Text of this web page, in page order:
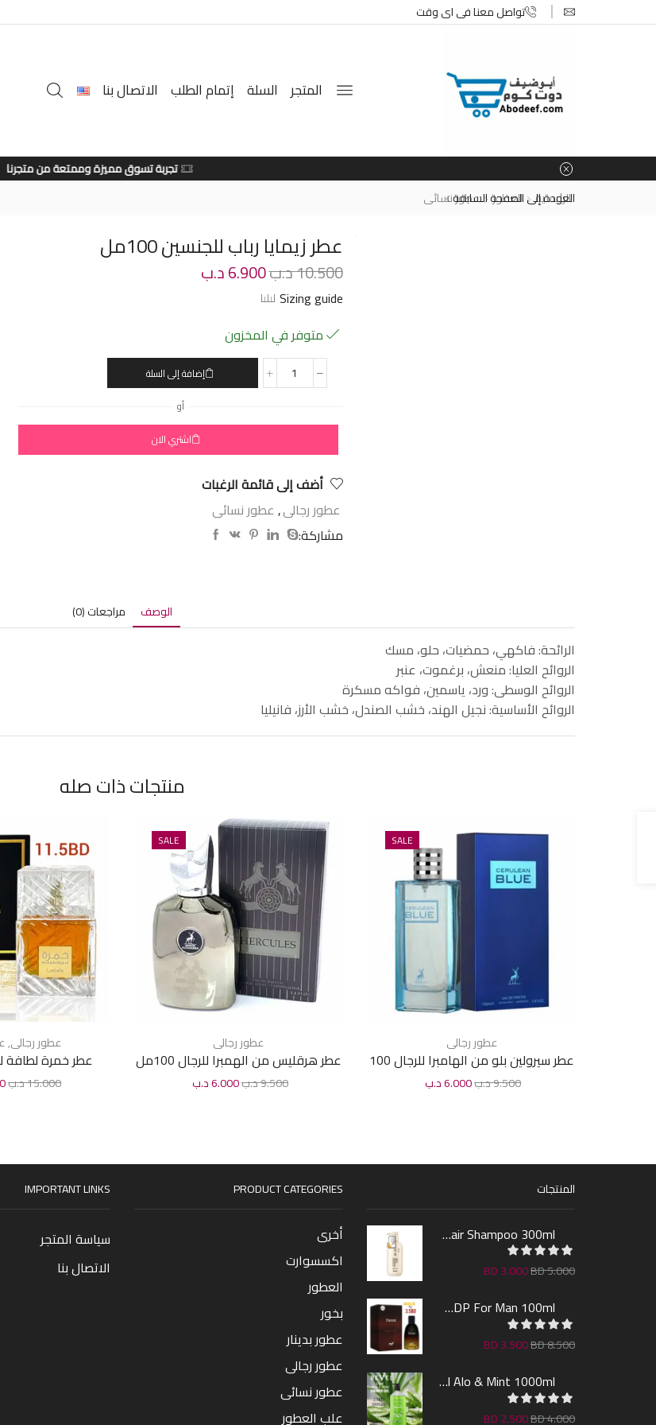
تواصل معنا في اي وقت
المتجر السلة إتمام الطلب الاتصال بنا
تجربة تسوق مميزة وممتعة من متجرنا تسوق الان
الرئيسية
العطور عطور نسائىالعودة إلى الصفحة السابقة
عطر زيمايا رباب للجنسين 100مل
10.500د.ب6.900د.ب
Sizing guide
متوفر في المخزون
إضافة إلى السلة
أو
اشتري الان
أضف إلى قائمة الرغبات
عطور رجالى,عطور نسائى
مشاركة:
الوصف مراجعات (0)
الرائحة: فاكهي، حمضيات، حلو، مسك
الروائح العليا: منعش، برغموت، عنبر
الروائح الوسطى: ورد، ياسمين، فواكه مسكرة
الروائح الأساسية: نجيل الهند، خشب الصندل، خشب الأرز، فانيليا
منتجات ذات صله
SALE
عطور رجالى
عطر سيرولين بلو من الهامبرا للرجال 100
مل 9.500د.ب6.000د.ب
SALE
عطور رجالى
عطر هرقليس من الهمبرا للرجال 100مل
9.500د.ب6.000د.ب
عطور رجالى,
عطر خمرة لطافة
15.000د.ب
IMPORTANT LINKS
سياسة المتجر
الاتصال بنا
PRODUCT CATEGORIES
أخرى
اكسسوارت
العطور
بخور
عطور بدينار
عطور رجالى
عطور نسائى
علب العطور
المنتجات
Sakura Hair Shampoo 300ml
BD5.000
BD3.000
Farcent EDP For Man 100ml
BD8.500
BD3.500
Revel Shower Gel Alo & Mint 1000ml
BD4.000
BD2.500